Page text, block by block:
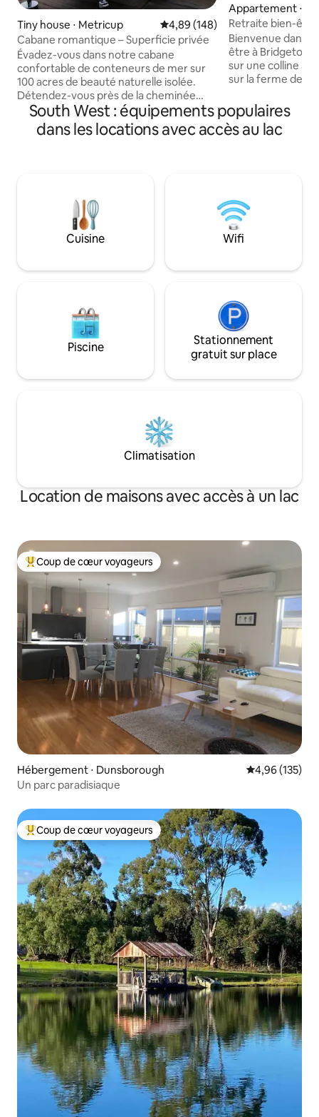
Tiny house ⋅ Metricup Évaluation moyenne sur la
4,89 (148)
Cabane romantique – Superficie privée
Évadez-vous dans notre cabane
confortable de conteneurs de mer sur
100 acres de beauté naturelle isolée.
Détendez-vous près de la cheminée
intérieure et sous les étoiles au foyer
extérieur. Imprégnez-vous de la
baignoire extérieure et profitez de la
les aventures de dégustation de vin. À
seulement 2,5 heures de Perth, c'est
une escapade facile. Prenez une
baignade rafraîchissante dans le
faites plusieurs promenades dans la
Appartement ⋅
Retraite bien-être
la ferme et la
Bienvenue dans
être à
sur une colline
sur la ferme de
à respirer
reconnecter
proches et
grand espace
entièrement
compagnie
voyageurs
South West : équipements populaires
dans les locations avec accès au lac
Cuisine Wifi
Piscine
Stationnement
gratuit sur place
Climatisation
Location de maisons avec accès à un lac
Coups de cœur voyageurs les plus appréciés
Coup de cœur voyageurs
Hébergement ⋅ Dunsborough Évaluation
4,96 (135)
Un parc paradisiaque
Coups de cœur voyageurs les plus appréciés
Coup de cœur voyageurs